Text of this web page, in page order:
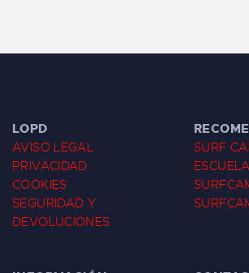
LOPD
AVISO LEGAL
PRIVACIDAD
COOKIES
SEGURIDAD Y
DEVOLUCIONES
SURF